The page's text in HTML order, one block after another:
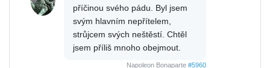
příčinou svého pádu. Byl jsem
svým hlavním nepřítelem,
strůjcem svých neštěstí. Chtěl
jsem příliš mnoho obejmout.
Napoleon Bonaparte #5960